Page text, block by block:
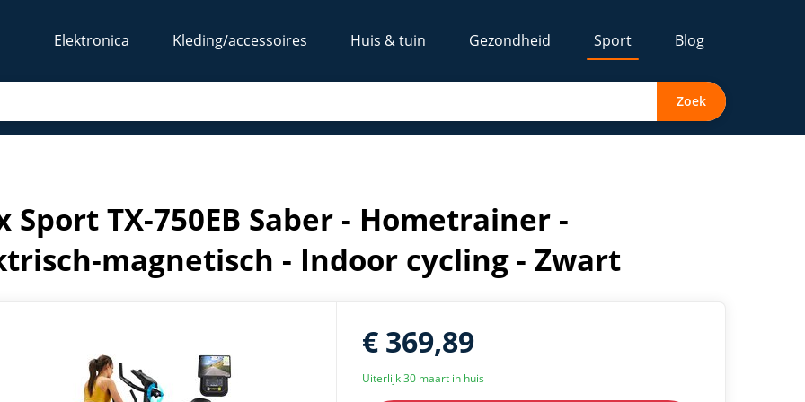
Elektronica Kleding/accessoires Huis & tuin Gezondheid Sport Blog
Zoek
magnetisch - Indoor cycling - Zwart
Sport TX-750EB Saber - Hometrainer -
magnetisch - Indoor cycling - Zwart
€ 369,89
Uiterlijk 30 maart in huis